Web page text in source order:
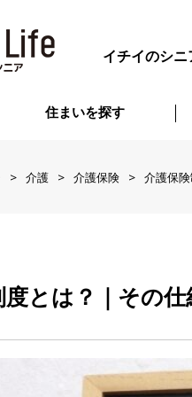
イチイのシ
住まいを探す
介護 介護保険 介護保
とは？｜その